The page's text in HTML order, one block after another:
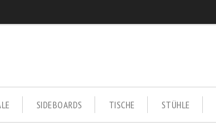
SIDEBOARDS TISCHE STÜHLE